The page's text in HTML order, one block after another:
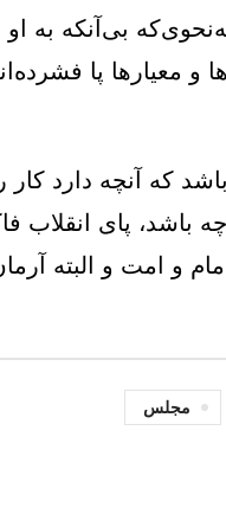
بی‌آنکه به
معیارها پا
که آنچه دارد
پای انقلاب
و امت و البته
مجلس